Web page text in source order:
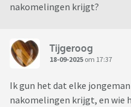
nakomelingen krijgt?
Tijgeroog
18-09-2025 om 17:37
Ik gun het dat elke
nakomelingen krijgt, en wie